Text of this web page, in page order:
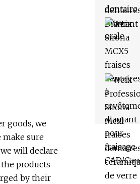
goods, we
make sure
will declare
products
by their